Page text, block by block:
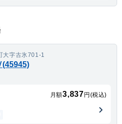
大字古氷701-1
月額3,837 円(税込)